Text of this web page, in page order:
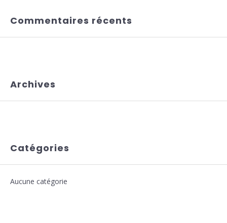
Commentaires récents
Archives
Catégories
Aucune catégorie